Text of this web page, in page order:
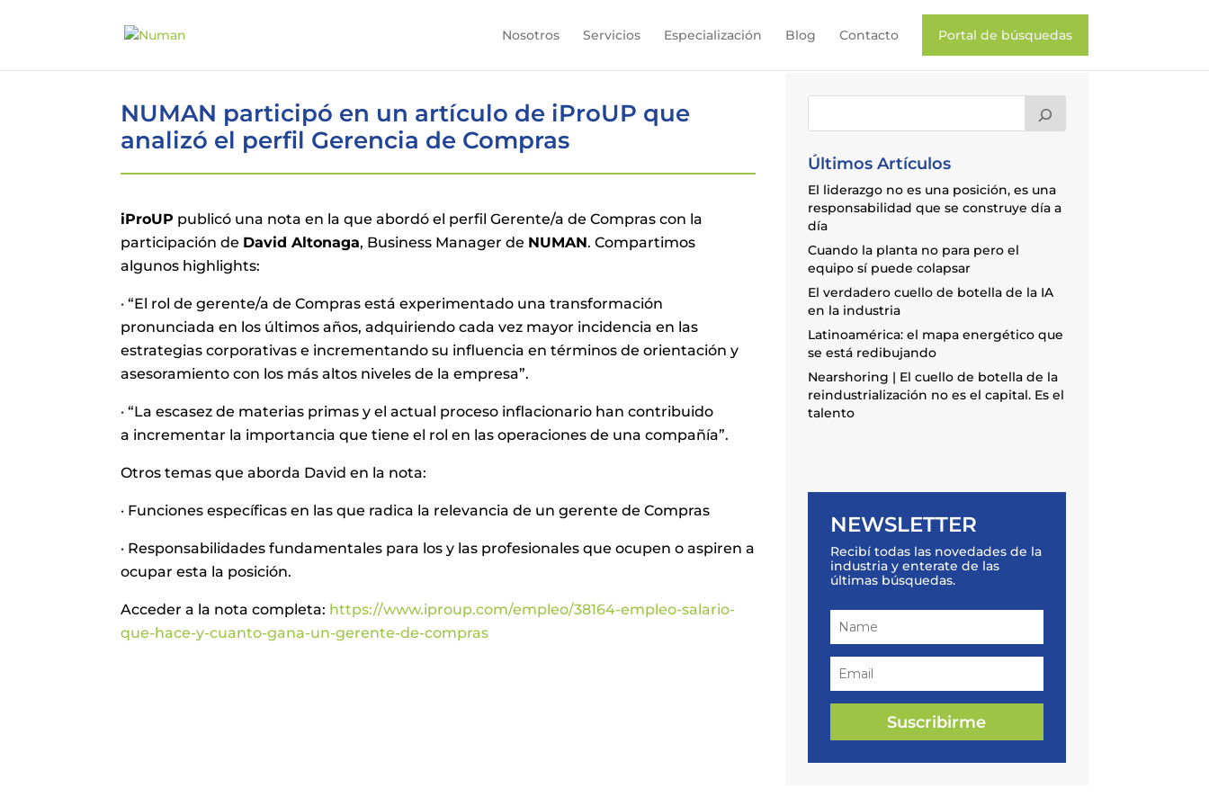
Nosotros Servicios Especialización Blog Contacto Portal de búsquedas
NUMAN participó en un artículo de iProUP que
analizó el perfil Gerencia de Compras
iProUP publicó una nota en la que abordó el perfil Gerente/a de Compras con la
participación de David Altonaga, Business Manager de NUMAN. Compartimos
algunos highlights:
· “El rol de gerente/a de Compras está experimentado una transformación
pronunciada en los últimos años, adquiriendo cada vez mayor incidencia en las
estrategias corporativas e incrementando su influencia en términos de orientación y
asesoramiento con los más altos niveles de la empresa”.
· “La escasez de materias primas y el actual proceso inflacionario han contribuido
a incrementar la importancia que tiene el rol en las operaciones de una compañía”.
Otros temas que aborda David en la nota:
· Funciones específicas en las que radica la relevancia de un gerente de Compras
· Responsabilidades fundamentales para los y las profesionales que ocupen o aspiren a
ocupar esta la posición.
Acceder a la nota completa: https://www.iproup.com/empleo/38164-empleo-salario-
que-hace-y-cuanto-gana-un-gerente-de-compras
Últimos Artículos
El liderazgo no es una posición, es una
responsabilidad que se construye día a
día
Cuando la planta no para pero el
equipo sí puede colapsar
El verdadero cuello de botella de la IA
en la industria
Latinoamérica: el mapa energético que
se está redibujando
Nearshoring | El cuello de botella de la
reindustrialización no es el capital. Es el
talento
NEWSLETTER
Recibí todas las novedades de la
industria y enterate de las
últimas búsquedas.
Suscribirme